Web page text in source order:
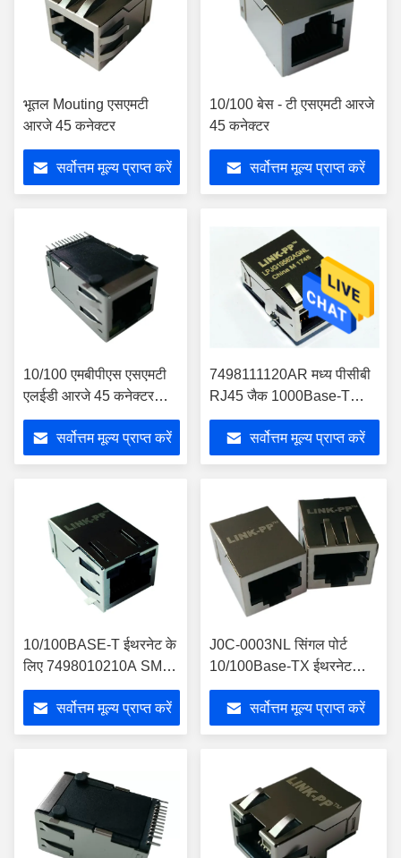
भूतल Mouting एसएमटी
आरजे 45 कनेक्टर
सर्वोत्तम मूल्य प्राप्त करें
10/100 बेस - टी एसएमटी आरजे
45 कनेक्टर
सर्वोत्तम मूल्य प्राप्त करें
10/100 एमबीपीएस एसएमटी
एलईडी आरजे 45 कनेक्टर
एलपीजे 3026ABNL
सर्वोत्तम मूल्य प्राप्त करें
7498111120AR मध्य पीसीबी
RJ45 जैक 1000Base-T
SMT औद्योगिक तापमान
सर्वोत्तम मूल्य प्राप्त करें
10/100BASE-T ईथरनेट के
लिए 7498010210A SMT
RJ45 कनेक्टर टैब अप
सर्वोत्तम मूल्य प्राप्त करें
J0C-0003NL सिंगल पोर्ट
10/100Base-TX ईथरनेट
MagJack सतह माउंट
सर्वोत्तम मूल्य प्राप्त करें